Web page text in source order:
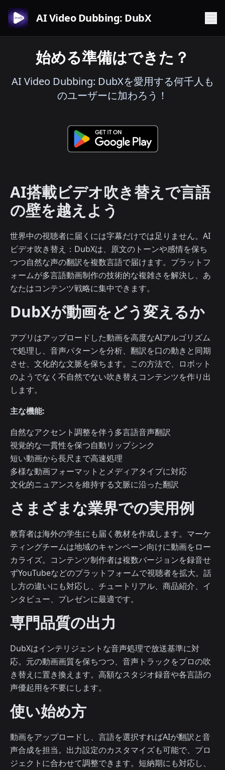
AI Video Dubbing: DubX
始める準備はできた？
AI Video Dubbing: DubXを愛用する何千人も
のユーザーに加わろう！
AI搭載ビデオ吹き替えで言語
の壁を越えよう
世界中の視聴者に届くには字幕だけでは足りません。AI
ビデオ吹き替え：DubXは、原文のトーンや感情を保ち
つつ自然な声の翻訳を複数言語で届けます。プラットフ
ォームが多言語動画制作の技術的な複雑さを解決し、あ
なたはコンテンツ戦略に集中できます。
DubXが動画をどう変えるか
アプリはアップロードした動画を高度なAIアルゴリズム
で処理し、音声パターンを分析、翻訳を口の動きと同期
させ、文化的な文脈を保ちます。この方法で、ロボット
のようでなく不自然でない吹き替えコンテンツを作り出
します。
主な機能:
自然なアクセント調整を伴う多言語音声翻訳
視覚的な一貫性を保つ自動リップシンク
短い動画から長尺まで高速処理
多様な動画フォーマットとメディアタイプに対応
文化的ニュアンスを維持する文脈に沿った翻訳
さまざまな業界での実用例
教育者は海外の学生にも届く教材を作成します。マーケ
ティングチームは地域のキャンペーン向けに動画をロー
カライズ。コンテンツ制作者は複数バージョンを録音せ
ずYouTubeなどのプラットフォームで視聴者を拡大。話
し方の違いにも対応し、チュートリアル、商品紹介、イ
ンタビュー、プレゼンに最適です。
専門品質の出力
DubXはインテリジェントな音声処理で放送基準に対
応。元の動画画質を保ちつつ、音声トラックをプロの吹
き替えに置き換えます。高額なスタジオ録音や各言語の
声優起用を不要にします。
使い始め方
動画をアップロードし、言語を選択すればAIが翻訳と音
声合成を担当。出力設定のカスタマイズも可能で、プロ
ジェクトに合わせて調整できます。短納期にも対応し、